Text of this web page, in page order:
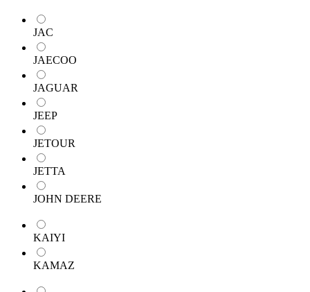
JAC
JAECOO
JAGUAR
JEEP
JETOUR
JETTA
JOHN DEERE
KAIYI
KAMAZ